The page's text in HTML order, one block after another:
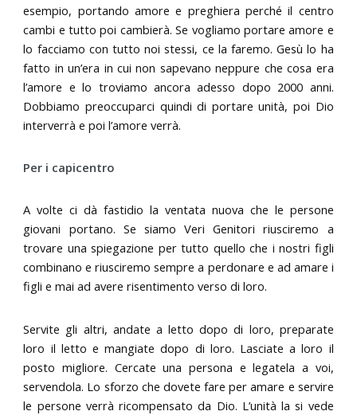
esempio, portando amore e preghiera perché il centro
cambi e tutto poi cambierà. Se vogliamo portare amore e
lo facciamo con tutto noi stessi, ce la faremo. Gesù lo ha
fatto in un’era in cui non sapevano neppure che cosa era
l’amore e lo troviamo ancora adesso dopo 2000 anni.
Dobbiamo preoccuparci quindi di portare unità, poi Dio
interverrà e poi l’amore verrà.
Per i capicentro
A volte ci dà fastidio la ventata nuova che le persone
giovani portano. Se siamo Veri Genitori riusciremo a
trovare una spiegazione per tutto quello che i nostri figli
combinano e riusciremo sempre a perdonare e ad amare i
figli e mai ad avere risentimento verso di loro.
Servite gli altri, andate a letto dopo di loro, preparate
loro il letto e mangiate dopo di loro. Lasciate a loro il
posto migliore. Cercate una persona e legatela a voi,
servendola. Lo sforzo che dovete fare per amare e servire
le persone verrà ricompensato da Dio. L’unità la si vede